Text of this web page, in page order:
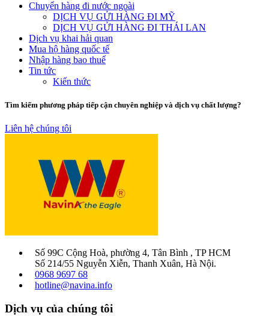
Chuyển hàng đi nước ngoài
DỊCH VỤ GỬI HÀNG ĐI MỸ
DỊCH VỤ GỬI HÀNG ĐI THÁI LAN
Dịch vụ khai hải quan
Mua hộ hàng quốc tế
Nhập hàng bao thuế
Tin tức
Kiến thức
Tìm kiếm phương pháp tiếp cận chuyên nghiệp và dịch vụ chất lượng?
Liên hệ chúng tôi
Số 99C Cộng Hoà, phường 4, Tân Bình , TP HCM
Số 214/55 Nguyễn Xiễn, Thanh Xuân, Hà Nội.
0968 9697 68
hotline@navina.info
Dịch vụ của chúng tôi